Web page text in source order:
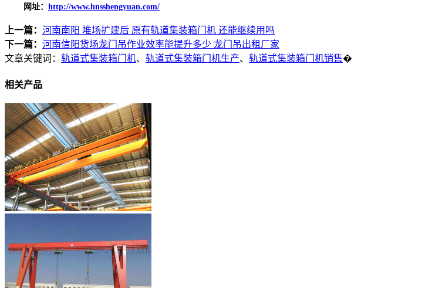
网址： http://www.hnsshengyuan.com/
上一篇： 河南南阳 堆场扩建后 原有轨道集装箱门机 还能继续用吗
下一篇： 河南信阳货场龙门吊作业效率能提升多少 龙门吊出租厂家
文章关键词： 轨道式集装箱门机、 轨道式集装箱门机生产、 轨道式集装箱门机销售�
相关产品